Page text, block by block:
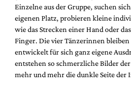
Einzelne aus der Gruppe, suchen
eigenen Platz, probieren kleine
wie das Strecken einer Hand oder
Finger. Die vier Tänzerinnen bleiben
entwickelt für sich ganz eigene
entstehen so schmerzliche Bilder
mehr und mehr die dunkle Seite der